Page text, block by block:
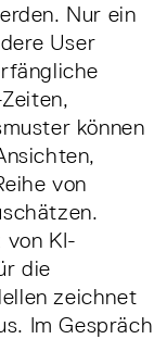
Nur ein
User
können
von
von KI-
die
zeichnet
Im Gespräch